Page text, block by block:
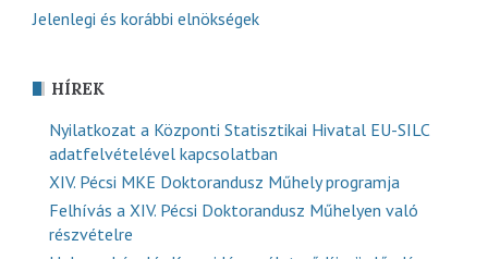
Jelenlegi és korábbi elnökségek
HÍREK
Nyilatkozat a Központi Statisztikai Hivatal EU-SILC
adatfelvételével kapcsolatban
XIV. Pécsi MKE Doktorandusz Műhely programja
Felhívás a XIV. Pécsi Doktorandusz Műhelyen való
részvételre